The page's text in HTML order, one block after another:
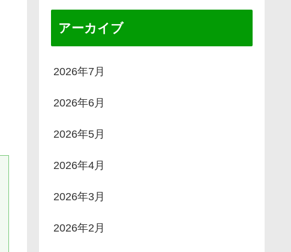
アーカイブ
2026年7月
2026年6月
2026年5月
2026年4月
2026年3月
2026年2月